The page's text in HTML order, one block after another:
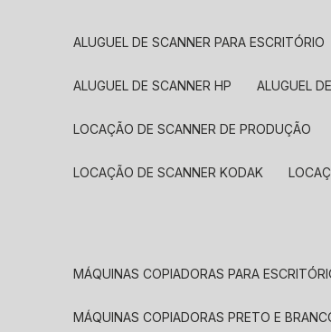
ALUGUEL DE SCANNER PARA ESCRITÓRIO
ALUGUEL DE SCANNER HP ALUGUEL
LOCAÇÃO DE SCANNER DE PRODUÇÃO
LOCAÇÃO DE SCANNER KODAK
MÁQUINAS COPIADORAS PARA
MÁQUINAS COPIADORAS PRETO E